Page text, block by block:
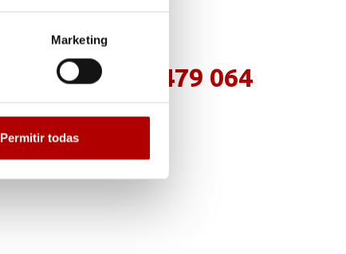
Marketing
Permitir todas
(+34) 976 479 064